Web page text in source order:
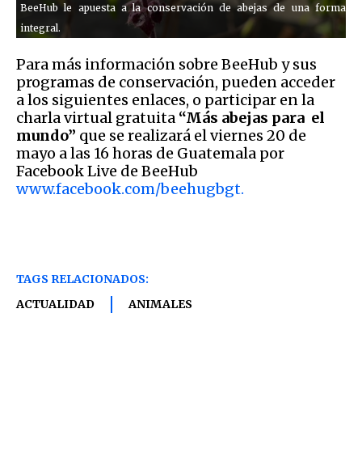
BeeHub le apuesta a la conservación de abejas de una forma
integral.
Para más información sobre BeeHub y sus
programas de conservación, pueden acceder
a los siguientes enlaces, o participar en la
charla virtual gratuita “Más abejas para el
mundo” que se realizará el viernes 20 de
mayo a las 16 horas de Guatemala por
Facebook Live de BeeHub
www.facebook.com/beehugbgt.
TAGS RELACIONADOS:
ACTUALIDAD
ANIMALES